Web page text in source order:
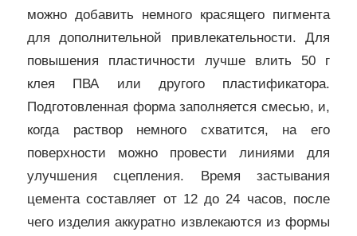
можно добавить немного красящего пигмента
для дополнительной привлекательности. Для
повышения пластичности лучше влить 50 г
клея ПВА или другого пластификатора.
Подготовленная форма заполняется смесью, и,
когда раствор немного схватится, на его
поверхности можно провести линиями для
улучшения сцепления. Время застывания
цемента составляет от 12 до 24 часов, после
чего изделия аккуратно извлекаются из формы